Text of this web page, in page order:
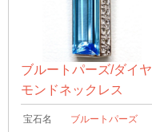
ブルートパーズ/ダイヤ
モンドネックレス
宝石名 ブルートパーズ